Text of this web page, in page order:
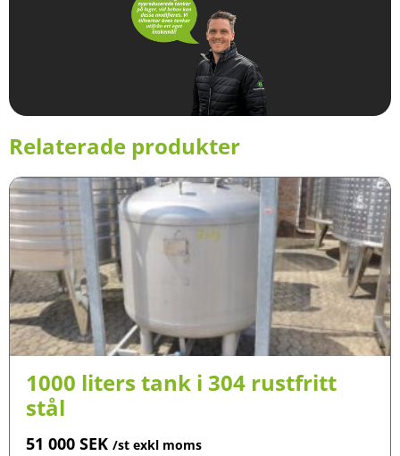
Relaterade produkter
1000 liters tank i 304 rustfritt
stål
51 000 SEK /st exkl moms